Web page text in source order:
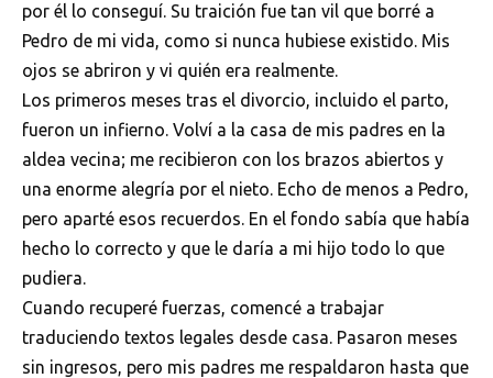
por él lo conseguí. Su traición fue tan vil que borré a
Pedro de mi vida, como si nunca hubiese existido. Mis
ojos se abriron y vi quién era realmente.
Los primeros meses tras el divorcio, incluido el parto,
fueron un infierno. Volví a la casa de mis padres en la
aldea vecina; me recibieron con los brazos abiertos y
una enorme alegría por el nieto. Echo de menos a Pedro,
pero aparté esos recuerdos. En el fondo sabía que había
hecho lo correcto y que le daría a mi hijo todo lo que
pudiera.
Cuando recuperé fuerzas, comencé a trabajar
traduciendo textos legales desde casa. Pasaron meses
sin ingresos, pero mis padres me respaldaron hasta que